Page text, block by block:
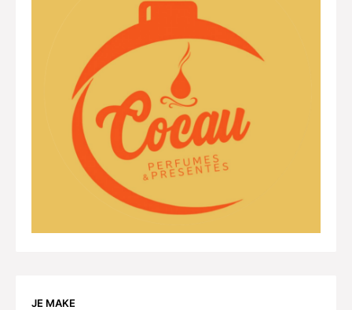
JE MAKE